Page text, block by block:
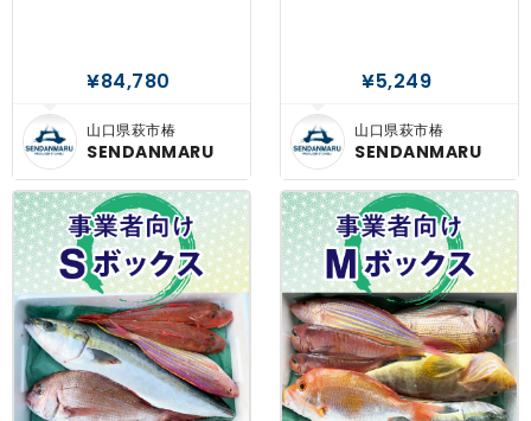
¥84,780
山口県萩市椿
SENDANMARU
¥5,249
山口県萩市椿
SENDANMARU